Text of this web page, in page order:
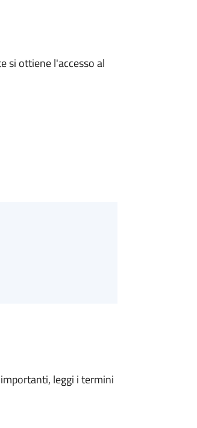
si ottiene l'accesso al
leggi i termini